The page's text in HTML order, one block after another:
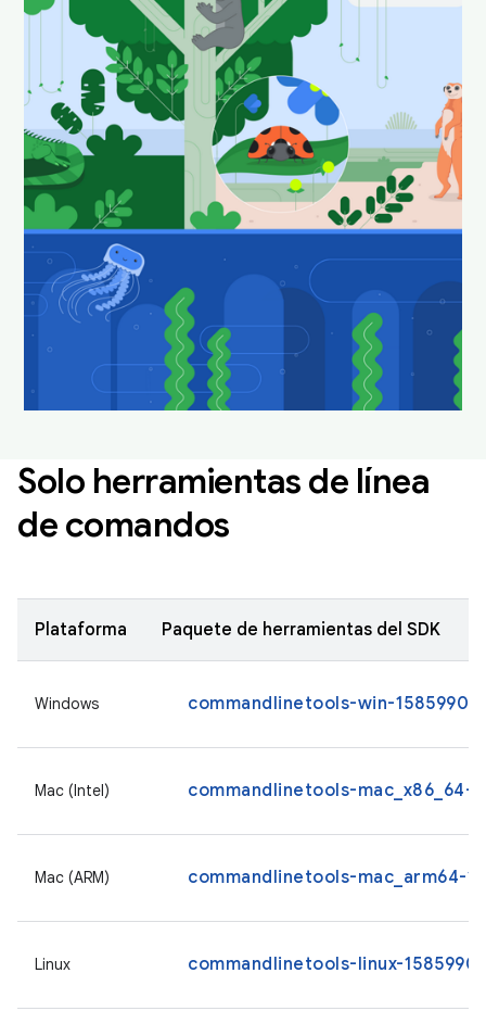
¡Mira! Son algunos de
nuestros animales
favoritos de Android
Studio en su hábitat
natural.
Descarga y configúralos como fondo de pantalla
para que tu escritorio se vea divertido y fresco.
Solo herramientas de línea
de comandos
Plataforma Paquete de herramientas del SDK
Windows commandlinetools-win-
Mac (Intel) commandlinetools-mac_x86_64-
Mac (ARM) commandlinetools-mac_arm64-
Linux commandlinetools-linux-